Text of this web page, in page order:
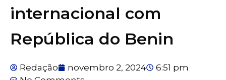
internacional com
República do Benin
Redação novembro 2, 2024
6:51 pm